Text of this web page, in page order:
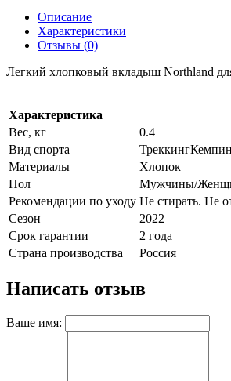
Описание
Характеристики
Отзывы (0)
Легкий хлопковый вкладыш Northland
Характеристика
Вес, кг
0.4
Вид спорта
Материалы
Хлопок
Пол
Мужчины/
Рекомендации по уходу Не стирать. Не
Сезон
2022
Срок гарантии
2 года
Страна производства
Россия
Написать отзыв
Ваше имя: